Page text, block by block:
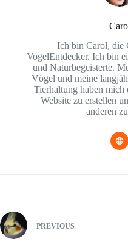
Ich bin Carol, die
VogelEntdecker. Ich bin
und Naturbegeisterte.
Vögel und meine
Tierhaltung haben mich
Website zu erstellen
anderen
PREVIOUS